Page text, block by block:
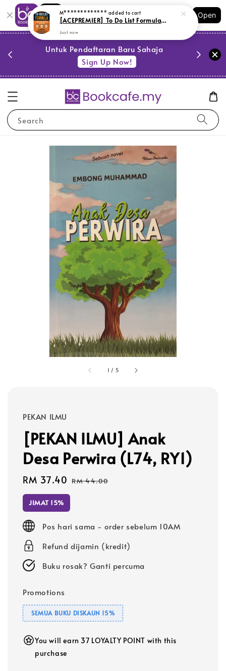
Shopping: Track Your Order
Your Trusted Shops
Open
Untuk Pendaftaran Baru Sahaja
Sign Up Now!
Search
1 / 5
PEKAN ILMU
[PEKAN ILMU] Anak
Desa Perwira (L74, RY1)
Sale
price
RM 37.40 Regular
RM 44.00
JIMAT 15%
Pos hari sama - order sebelum 10AM
Refund dijamin (kredit)
Buku rosak? Ganti percuma
Promotions
SEMUA BUKU DISKAUN 15%
You will earn 37 LOYALTY POINT with this
purchase
M************* added to cart
[ACEPREMIER] To Do List Formula (Edisi Bahasa Melayu) # (L61)
Just now